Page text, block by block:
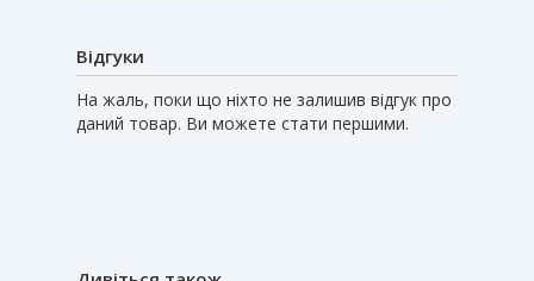
Відгуки
На жаль, поки що ніхто не залишив відгук про
даний товар. Ви можете стати першими.